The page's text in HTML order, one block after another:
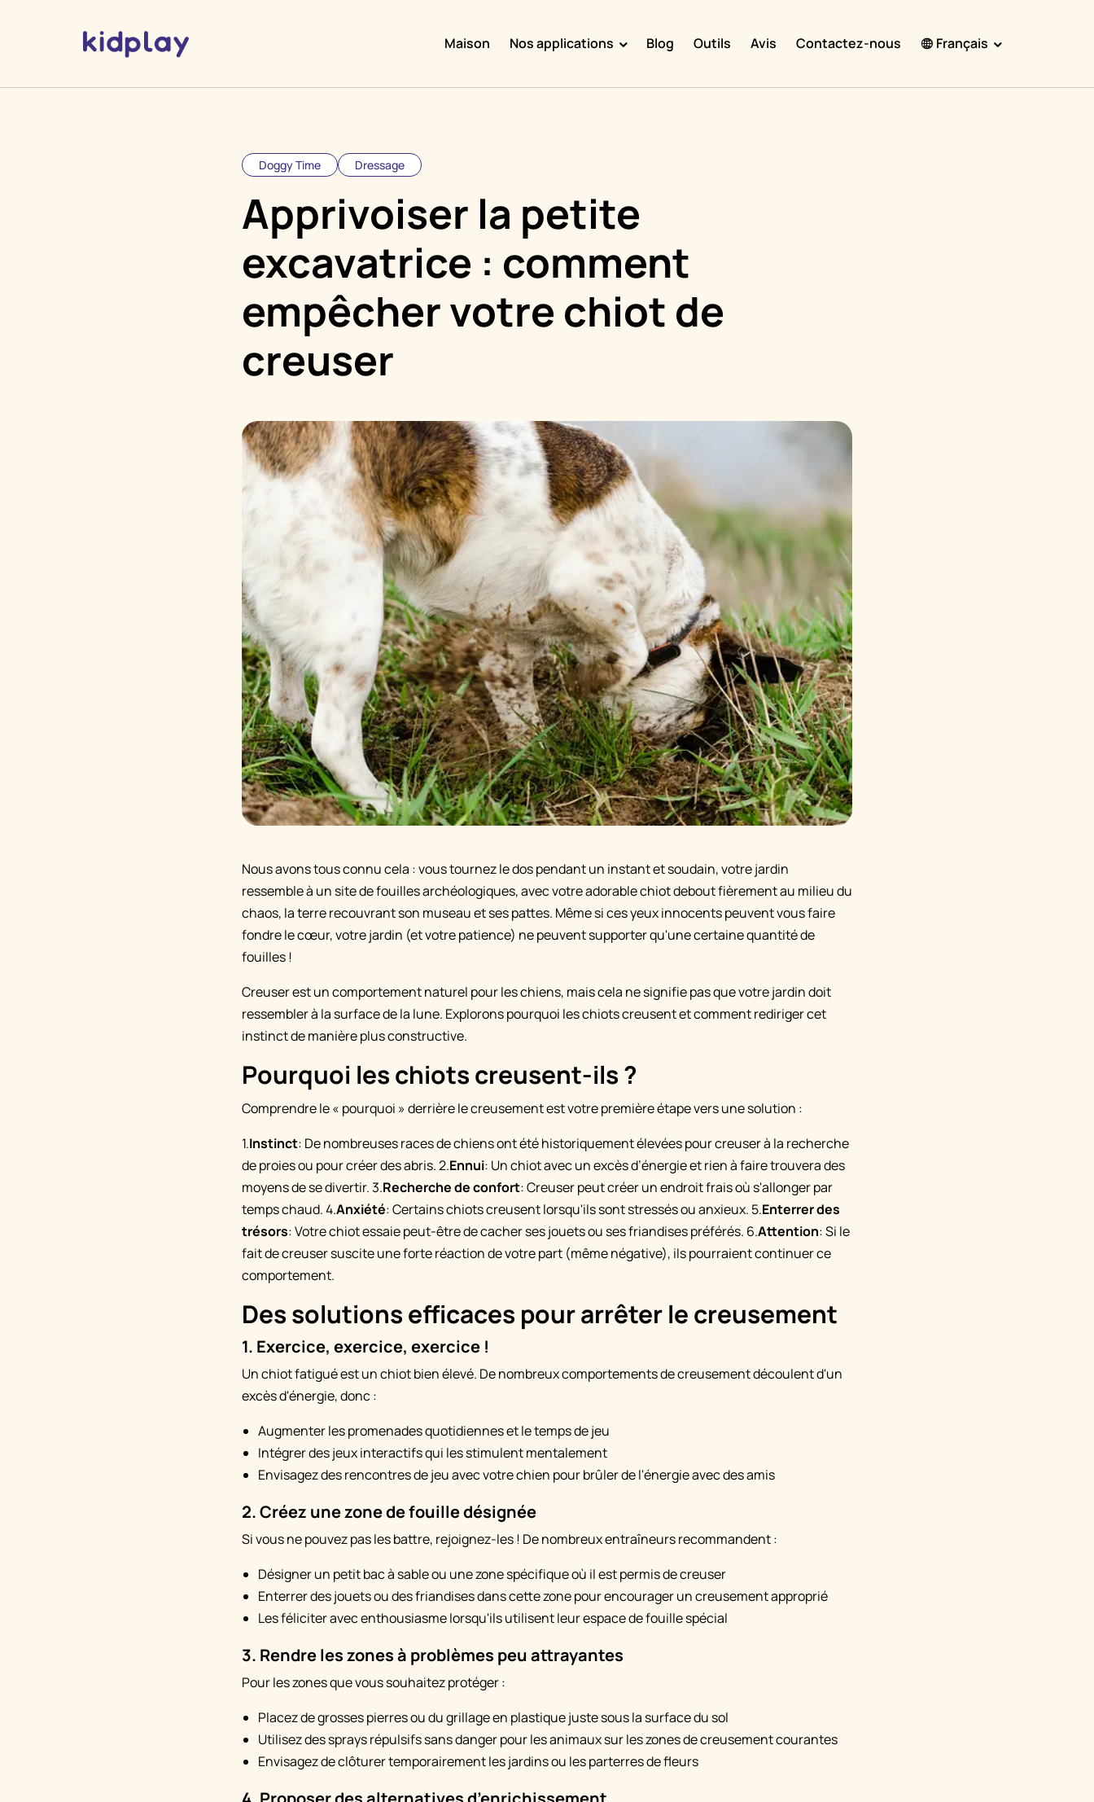
Maison Nos applications
Fever Whiz
Blog Outils Avis Contactez-nous Français
Doggy Time Dressage
Apprivoiser la petite
excavatrice : comment
empêcher votre chiot de
creuser
Nous avons tous connu cela : vous tournez le dos pendant un instant et soudain, votre jardin
ressemble à un site de fouilles archéologiques, avec votre adorable chiot debout fièrement au milieu du
chaos, la terre recouvrant son museau et ses pattes. Même si ces yeux innocents peuvent vous faire
fondre le cœur, votre jardin (et votre patience) ne peuvent supporter qu'une certaine quantité de
fouilles !
Creuser est un comportement naturel pour les chiens, mais cela ne signifie pas que votre jardin doit
ressembler à la surface de la lune. Explorons pourquoi les chiots creusent et comment rediriger cet
instinct de manière plus constructive.
Pourquoi les chiots creusent-ils ?
Comprendre le « pourquoi » derrière le creusement est votre première étape vers une solution :
1.Instinct: De nombreuses races de chiens ont été historiquement élevées pour creuser à la recherche
de proies ou pour créer des abris. 2.Ennui: Un chiot avec un excès d’énergie et rien à faire trouvera des
moyens de se divertir. 3.Recherche de confort: Creuser peut créer un endroit frais où s'allonger par
temps chaud. 4.Anxiété: Certains chiots creusent lorsqu'ils sont stressés ou anxieux. 5.Enterrer des
trésors: Votre chiot essaie peut-être de cacher ses jouets ou ses friandises préférés. 6.Attention: Si le
fait de creuser suscite une forte réaction de votre part (même négative), ils pourraient continuer ce
comportement.
Des solutions efficaces pour arrêter le creusement
1. Exercice, exercice, exercice !
Un chiot fatigué est un chiot bien élevé. De nombreux comportements de creusement découlent d'un
excès d'énergie, donc :
Augmenter les promenades quotidiennes et le temps de jeu
Intégrer des jeux interactifs qui les stimulent mentalement
Envisagez des rencontres de jeu avec votre chien pour brûler de l'énergie avec des amis
2. Créez une zone de fouille désignée
Si vous ne pouvez pas les battre, rejoignez-les ! De nombreux entraîneurs recommandent :
Désigner un petit bac à sable ou une zone spécifique où il est permis de creuser
Enterrer des jouets ou des friandises dans cette zone pour encourager un creusement approprié
Les féliciter avec enthousiasme lorsqu'ils utilisent leur espace de fouille spécial
3. Rendre les zones à problèmes peu attrayantes
Pour les zones que vous souhaitez protéger :
Placez de grosses pierres ou du grillage en plastique juste sous la surface du sol
Utilisez des sprays répulsifs sans danger pour les animaux sur les zones de creusement courantes
Envisagez de clôturer temporairement les jardins ou les parterres de fleurs